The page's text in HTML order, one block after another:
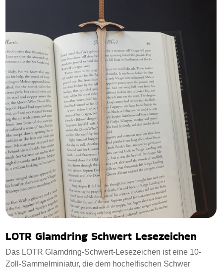
LOTR Glamdring Schwert Lesezeichen
Das LOTR Glamdring-Schwert-Lesezeichen ist eine 10-
Zoll-Sammelminiatur, die dem hochelfischen Schwer